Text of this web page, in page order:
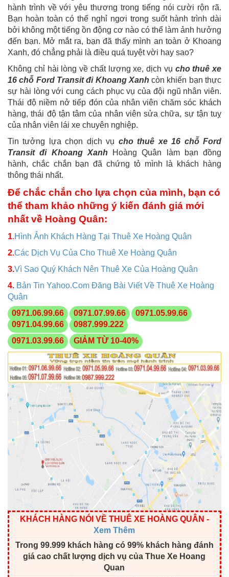
hành trình về với yêu thương trong tiếng nói cười rộn rã.
Bạn hoàn toàn có thể nghỉ ngơi trong suốt hành trình dài
bởi không một tiếng ồn động cơ nào có thể làm ảnh hưởng
đến bạn. Mở mắt ra, bạn đã thấy mình an toàn ở Khoang
Xanh, đó chẳng phải là điều quá tuyệt vời hay sao?
Không chỉ hài lòng về chất lượng xe, dịch vụ cho thuê xe
16 chỗ Ford Transit đi Khoang Xanh còn khiến bạn thực
sự hài lòng với cung cách phục vụ của đội ngũ nhân viên.
Thái độ niềm nở tiếp đón của nhân viên chăm sóc khách
hàng, thái độ tận tâm của nhân viên sửa chữa, sự tận tuỵ
của nhân viên lái xe chuyên nghiệp.
Tin tưởng lựa chọn dịch vụ cho thuê xe 16 chỗ Ford
Transit đi Khoang Xanh
Hoàng Quân làm bạn đồng
hành, chắc chắn bạn đã chứng tỏ mình là khách hàng
thông thái nhất.
Để chắc chắn cho lựa chọn của mình, bạn có
thể tham khảo những ý kiến đánh giá mới
nhất về Hoàng Quân:
1.Hình Ảnh Khách Hàng Tại Thuê Xe Hoàng Quân
2.Các Dịch Vụ Của Cho Thuê Xe Hoàng Quân
3.Vì Sao Quý Khách Nên Thuê Xe Của Hoàng Quân
4. Bản Tin Yahoo.Com Đăng Bài Viết Về Thuê Xe Hoàng
Quân
0971.06.99.66
0971.07.99.66
0971.05.99.66
0971.04.99.66
0987.999.222
0971.03.99.66
GIẢM TỪ 10-40%
KHÁCH HÀNG NÓI VỀ THUÊ XE HOÀNG QUÂN -
Xem Thêm
Trong 99.999 khách hàng có 99% khách hàng đánh
giá cao chất lượng dịch vụ của Thue Xe Hoang
Quan